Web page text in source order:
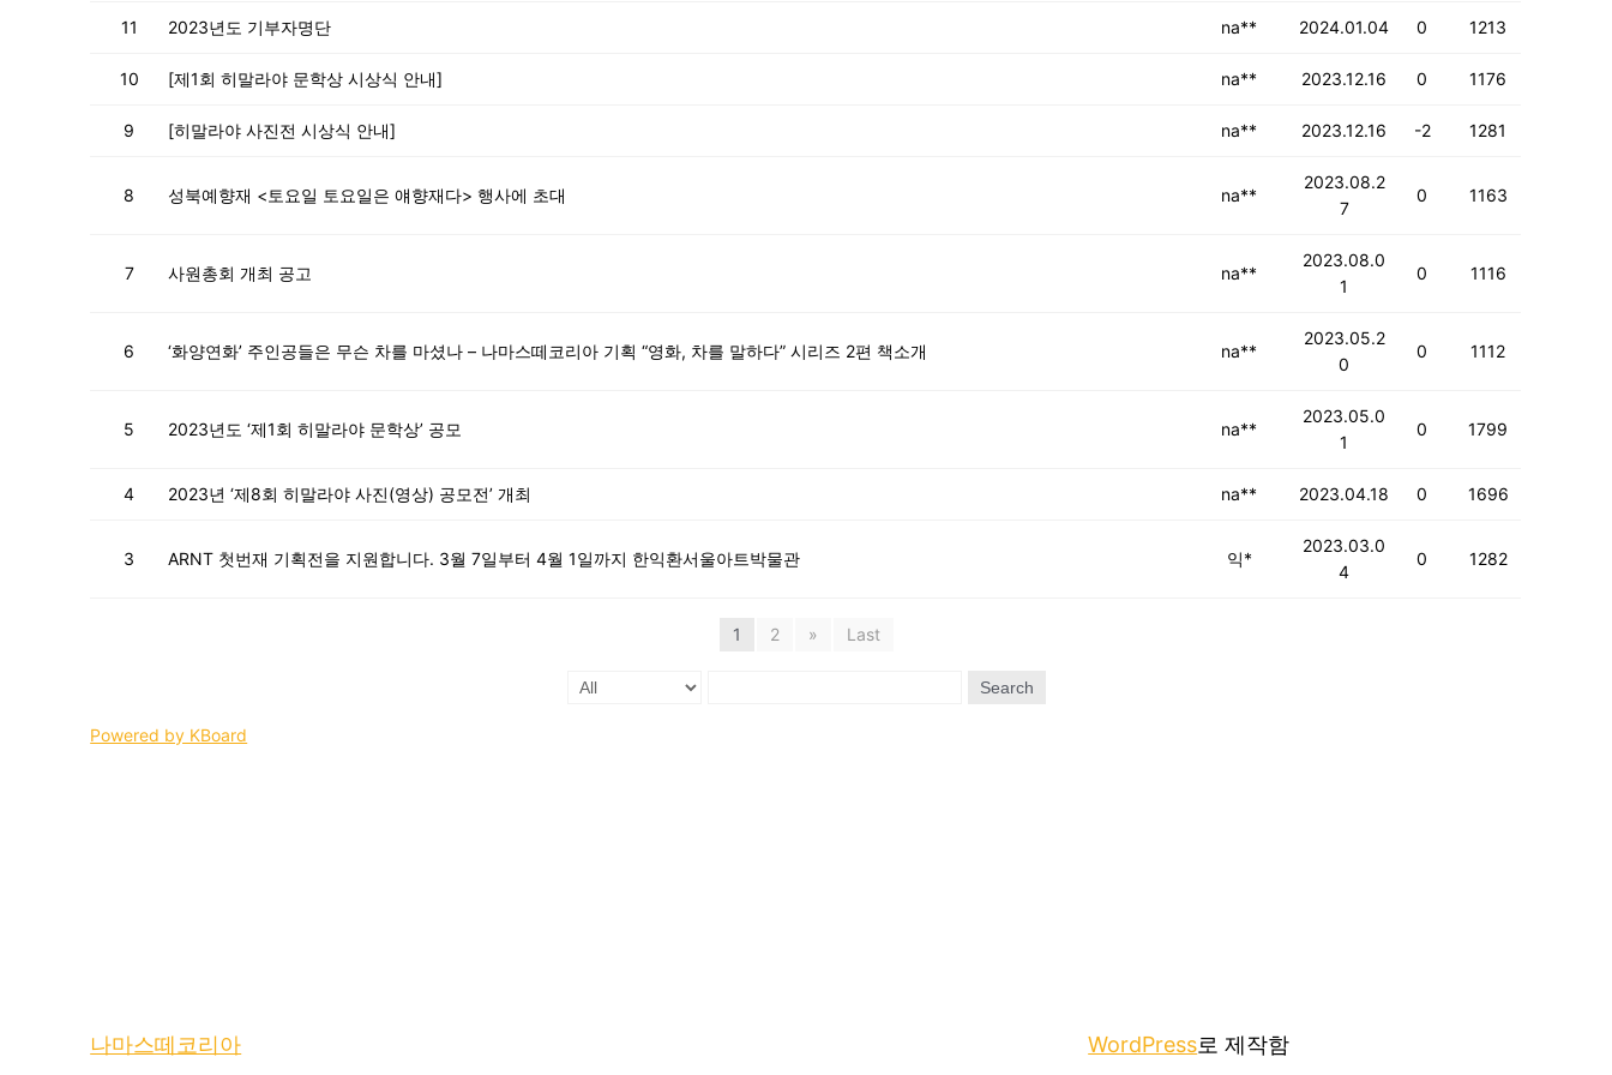
11 2023년도 기부자명단 na** 2024.01.04 0 1213
10 [제1회 히말라야 문학상 시상식 안내] na** 2023.12.16 0 1176
9 [히말라야 사진전 시상식 안내] na** 2023.12.16 -2 1281
8 성북예향재 <토요일 토요일은 얘향재다> 행사에 초대 na**
2023.08.2
7
0 1163
7 사원총회 개최 공고 na**
2023.08.0
1
0 1116
6 ‘화양연화’ 주인공들은 무슨 차를 마셨나 – 나마스떼코리아 기획 “영화, 차를 말하다” 시리즈 2편 책소개 na**
2023.05.2
0
0 1112
5 2023년도 ‘제1회 히말라야 문학상’ 공모 na**
2023.05.0
1
0 1799
4 2023년 ‘제8회 히말라야 사진(영상) 공모전’ 개최 na** 2023.04.18 0 1696
3 ARNT 첫번재 기획전을 지원합니다. 3월 7일부터 4월 1일까지 한익환서울아트박물관 익*
2023.03.0
4
0 1282
1 2 » Last
Search
Powered by KBoard
나마스떼코리아 WordPress로 제작함